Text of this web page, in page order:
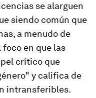
se alarguen
siendo común que
a menudo de
foco en que las
crítico que
y califica de
intransferibles.